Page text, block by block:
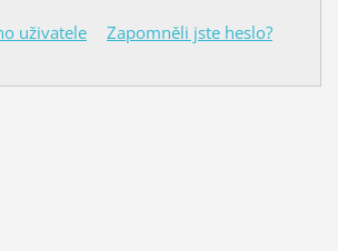
uživatele Zapomněli jste heslo?